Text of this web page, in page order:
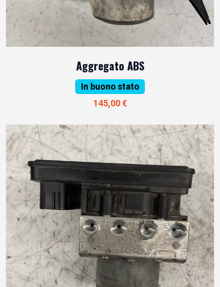
Aggregato ABS
In buono stato
145,00 €